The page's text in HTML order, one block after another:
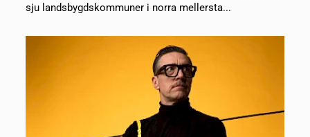
sju landsbygdskommuner i norra mellersta...